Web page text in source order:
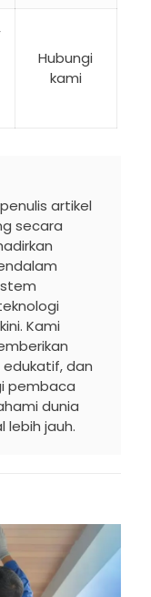
Hubungi
kami
artikel
secara
Kami
dan
pembaca
dunia
lebih jauh.